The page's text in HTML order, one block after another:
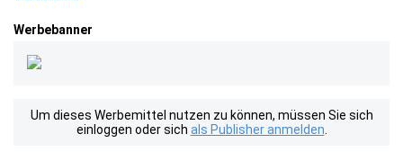
Werbebanner
Um dieses Werbemittel nutzen zu können, müssen Sie sich
einloggen oder sich als Publisher anmelden